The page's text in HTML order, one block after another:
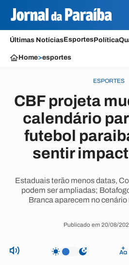
Últimas NotíciasEsportesPolítica
Home>esportes
ESPORTES
CBF projeta
calendário
futebol
sentir
Estaduais terão menos datas,
podem ser ampliadas;
Branca aparecem no
Publicado em 20/08/